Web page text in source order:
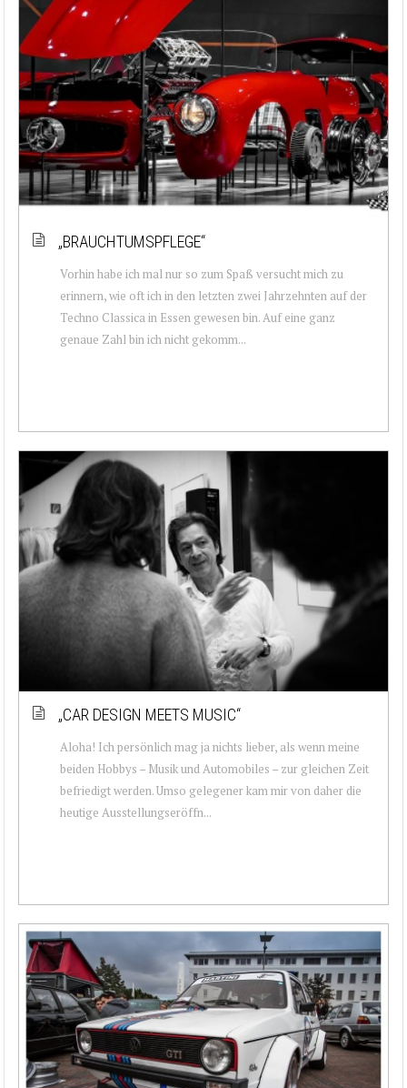
„BRAUCHTUMSPFLEGE“
Vorhin habe ich mal nur so zum Spaß versucht mich zu
erinnern, wie oft ich in den letzten zwei Jahrzehnten auf der
Techno Classica in Essen gewesen bin. Auf eine ganz
genaue Zahl bin ich nicht gekomm...
„CAR DESIGN MEETS MUSIC“
Aloha! Ich persönlich mag ja nichts lieber, als wenn meine
beiden Hobbys – Musik und Automobiles – zur gleichen Zeit
befriedigt werden. Umso gelegener kam mir von daher die
heutige Ausstellungseröffn...